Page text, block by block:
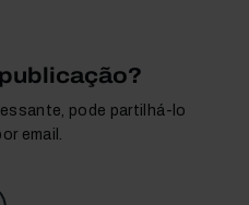
pode partilhá-lo
email.